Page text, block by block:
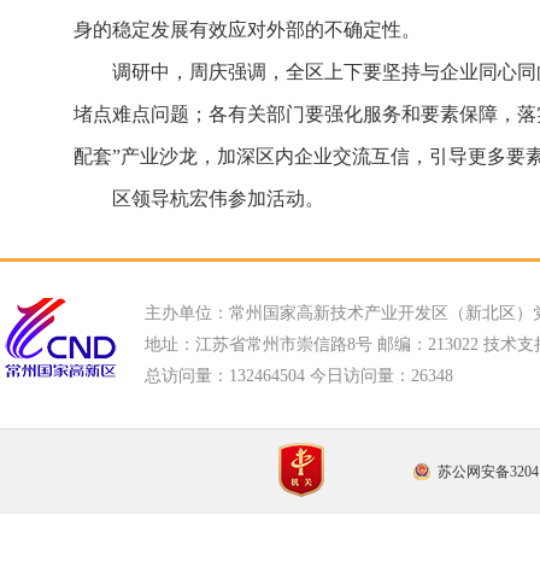
身的稳定发展有效应对外部的不确定性。
调研中，周庆强调，全区上下要坚持与企业同心
堵点难点问题；各有关部门要强化服务和要素保障，
配套”产业沙龙，加深区内企业交流互信，引导更多
区领导杭宏伟参加活动。
主办单位：常州国家高新技术产业开发区（新北区）
地址：江苏省常州市崇信路8号 邮编：213022 技术支
总访问量： 132464504 今日访问量： 26348
苏公网安备